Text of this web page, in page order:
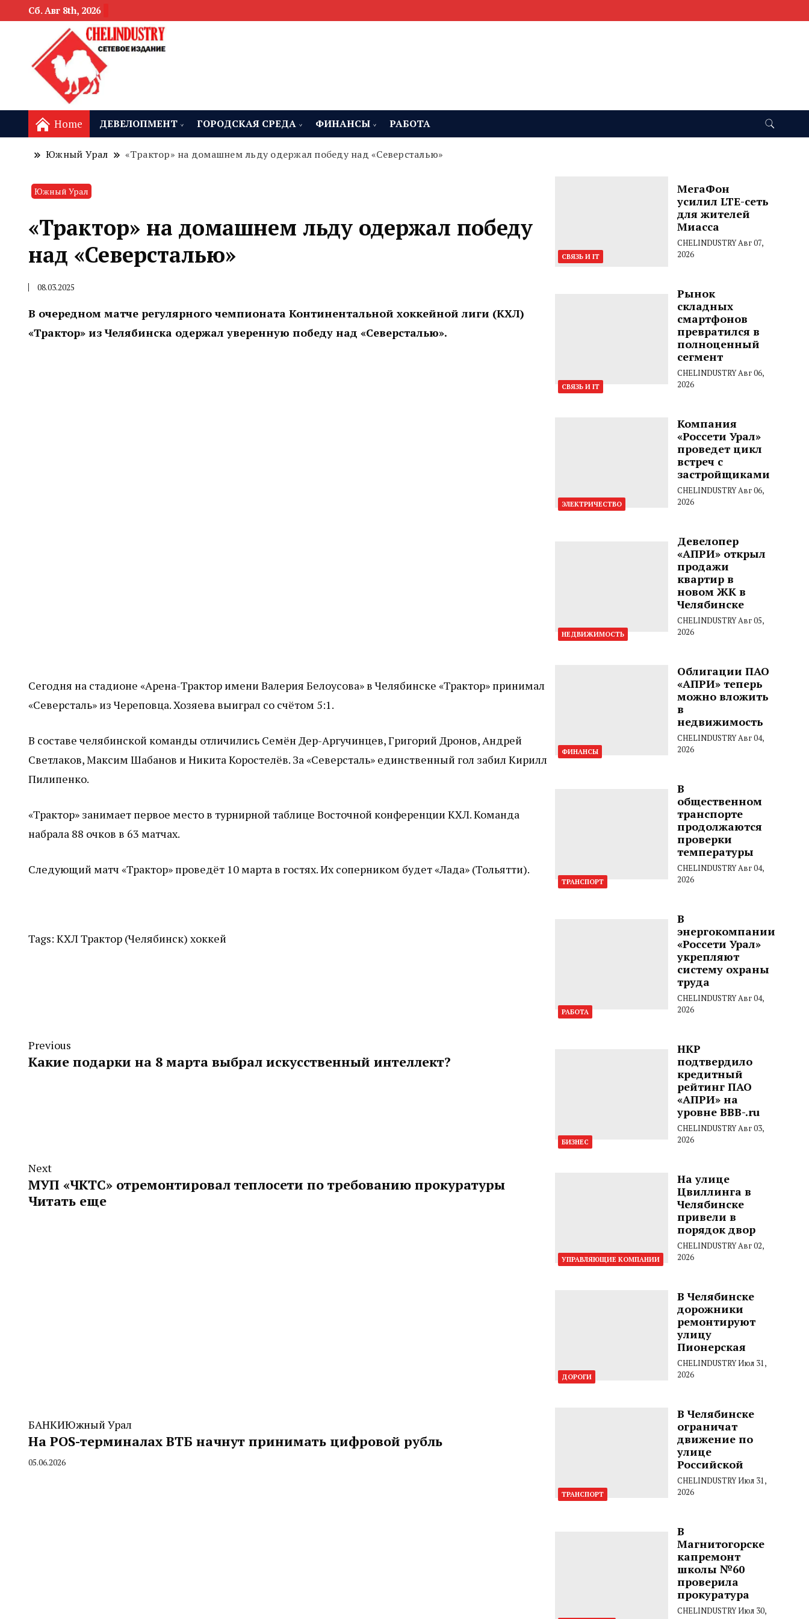
Сб. Авг 8th, 2026
Home ДЕВЕЛОПМЕНТ ГОРОДСКАЯ СРЕДА ФИНАНСЫ РАБОТА
Южный Урал «Трактор» на домашнем льду одержал победу над «Северсталью»
Южный Урал
«Трактор» на домашнем льду одержал победу
над «Северсталью»
08.03.2025
В очередном матче регулярного чемпионата Континентальной хоккейной лиги (КХЛ)
«Трактор» из Челябинска одержал уверенную победу над «Северсталью».
Сегодня на стадионе «Арена-Трактор имени Валерия Белоусова» в Челябинске «Трактор» принимал
«Северсталь» из Череповца. Хозяева выиграл со счётом 5:1.
В составе челябинской команды отличились Семён Дер-Аргучинцев, Григорий Дронов, Андрей
Светлаков, Максим Шабанов и Никита Коростелёв. За «Северсталь» единственный гол забил Кирилл
Пилипенко.
«Трактор» занимает первое место в турнирной таблице Восточной конференции КХЛ. Команда
набрала 88 очков в 63 матчах.
Следующий матч «Трактор» проведёт 10 марта в гостях. Их соперником будет «Лада» (Тольятти).
Tags: КХЛТрактор (Челябинск) хоккей
Previous
Какие подарки на 8 марта выбрал искусственный интеллект?
Next
МУП «ЧКТС» отремонтировал теплосети по требованию прокуратуры
Читать еще
БАНКИЮжный Урал
На POS-терминалах ВТБ начнут принимать цифровой рубль
By
05.06.2026
СВЯЗЬ И IT
МегаФон
усилил LTE-сеть
для жителей
Миасса
CHELINDUSTRYАвг 07,
2026
СВЯЗЬ И IT
Рынок
складных
смартфонов
превратился в
полноценный
сегмент
CHELINDUSTRYАвг 06,
2026
ЭЛЕКТРИЧЕСТВО
Компания
«Россети Урал»
проведет цикл
встреч с
застройщиками
CHELINDUSTRYАвг 06,
2026
НЕДВИЖИМОСТЬ
Девелопер
«АПРИ» открыл
продажи
квартир в
новом ЖК в
Челябинске
CHELINDUSTRYАвг 05,
2026
ФИНАНСЫ
Облигации ПАО
«АПРИ» теперь
можно вложить
в
недвижимость
CHELINDUSTRYАвг 04,
2026
ТРАНСПОРТ
В
общественном
транспорте
продолжаются
проверки
температуры
CHELINDUSTRYАвг 04,
2026
РАБОТА
В
энергокомпании
«Россети Урал»
укрепляют
систему охраны
труда
CHELINDUSTRYАвг 04,
2026
БИЗНЕС
НКР
подтвердило
кредитный
рейтинг ПАО
«АПРИ» на
уровне BBB-.ru
CHELINDUSTRYАвг 03,
2026
УПРАВЛЯЮЩИЕ КОМПАНИИ
На улице
Цвиллинга в
Челябинске
привели в
порядок двор
CHELINDUSTRYАвг 02,
2026
ДОРОГИ
В Челябинске
дорожники
ремонтируют
улицу
Пионерская
CHELINDUSTRYИюл 31,
2026
ТРАНСПОРТ
В Челябинске
ограничат
движение по
улице
Российской
CHELINDUSTRYИюл 31,
2026
В
Магнитогорске
капремонт
школы №60
проверила
прокуратура
CHELINDUSTRYИюл 30,